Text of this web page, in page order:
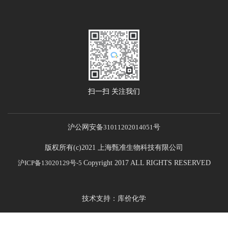
扫一扫 关注我们
沪公网安备31011202014051号
版权所有(c)2021 上海甄准生物科技有限公司
沪ICP备13020129号-5 Copyright 2017 ALL RIGHTS RESERVED
技术支持：库价化学